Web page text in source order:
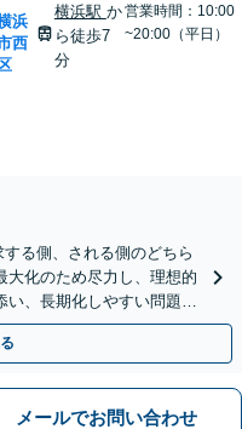
浜
西
区
横浜駅 か
ら徒歩7
分
営業時間：10:00
~20:00（平日）
る側、される側のどちら
大化のため尽力し、理想的
い、長期化しやすい問題も
メールでお問い合わせ